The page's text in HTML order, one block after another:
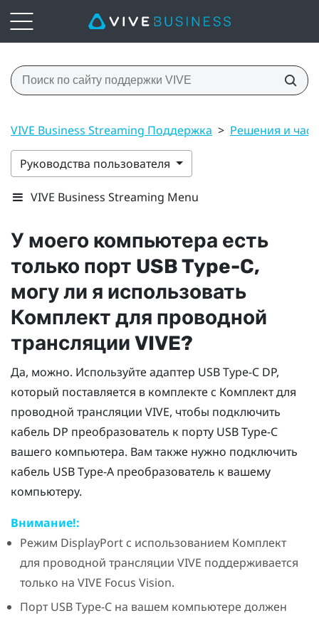
VIVE Business Streaming Поддержка > Решения и
Руководства пользователя
VIVE Business Streaming Menu
У моего компьютера есть
только порт USB Type-C,
могу ли я использовать
Комплект для проводной
трансляции VIVE?
Да, можно. Используйте адаптер USB Type-C DP,
который поставляется в комплекте с Комплект для
проводной трансляции VIVE, чтобы подключить
кабель DP преобразователь к порту USB Type-C
вашего компьютера. Вам также нужно подключить
кабель USB Type-A преобразователь к вашему
компьютеру.
Внимание!:
Режим DisplayPortс использованием Комплект
для проводной трансляции VIVE поддерживается
только на VIVE Focus Vision.
Порт USB Type-Cна вашем компьютере должен